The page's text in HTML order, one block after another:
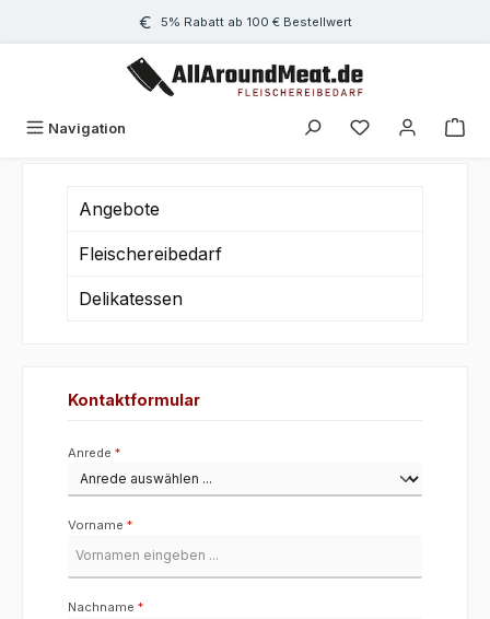
Zum Hauptinhalt springen5% Rabatt ab 100 € Bestellwert
Navigation
Angebote
Fleischereibedarf
Delikatessen
Kontaktformular
Anrede *
Vorname *
Nachname *